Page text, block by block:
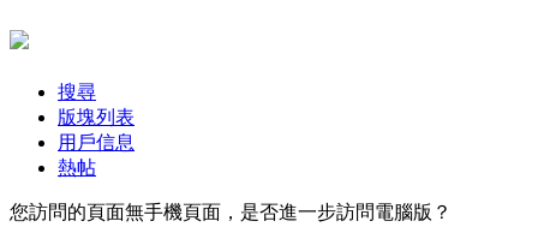
搜尋
版塊列表
用戶信息
熱帖
您訪問的頁面無手機頁面，是否進一步訪問電腦版？